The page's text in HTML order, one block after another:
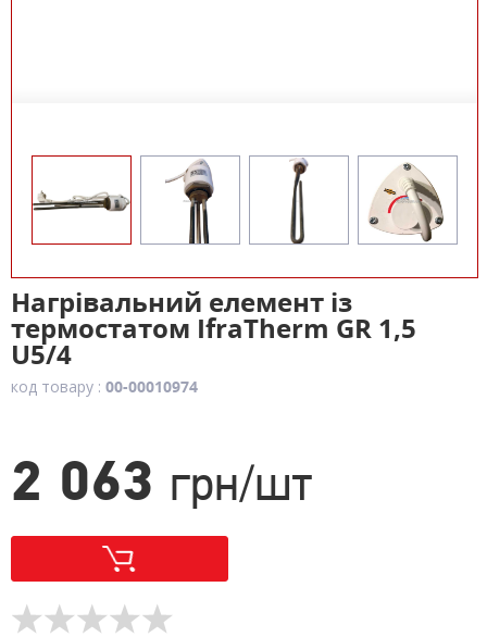
Нагрівальний елемент із
термостатом IfraTherm GR 1,5
U5/4
код товару : 00-00010974
2 063 грн/шт